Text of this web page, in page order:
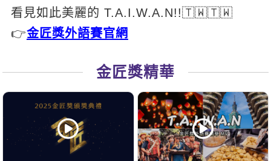
英文寫作
Cengage TED Talks
CNN聽力強化
看見如此美麗的 T.A.I.W.A.N!!🇹🇼🇹🇼
👉金匠獎外語賽官網
金匠獎精華